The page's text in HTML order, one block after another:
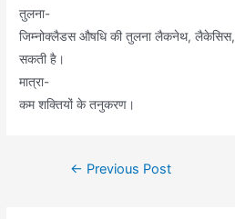
तुलना-
जिम्नोक्लैडस औषधि की तुलना लैकनेथ,
सकती है।
मात्रा-
कम शक्तियों के तनुकरण।
Post← Previous Post